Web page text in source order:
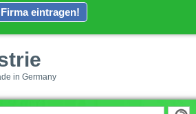
Firma eintragen!
in Germany